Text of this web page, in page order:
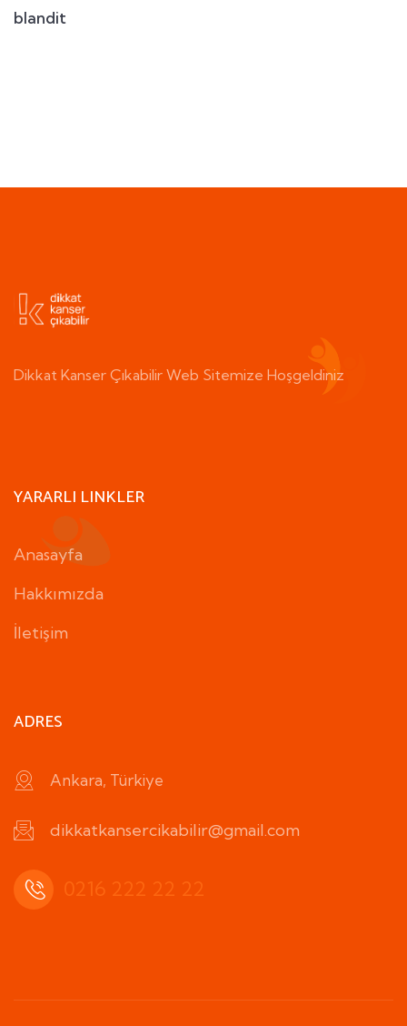
blandit
Dikkat Kanser Çıkabilir Web Sitemize Hoşgeldiniz
YARARLI LINKLER
Anasayfa
Hakkımızda
İletişim
ADRES
Ankara, Türkiye
dikkatkansercikabilir@gmail.com
0216 222 22 22